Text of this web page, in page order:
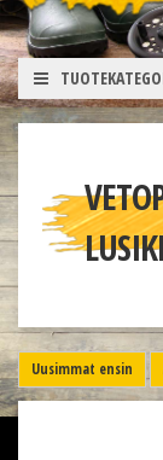
Uusimmat ensin